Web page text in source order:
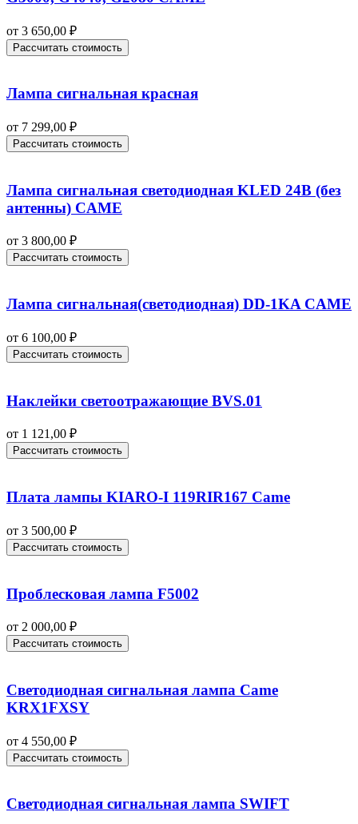
от 3 650,00 ₽
Рассчитать стоимость
Лампа сигнальная красная
от 7 299,00 ₽
Рассчитать стоимость
Лампа сигнальная светодиодная KLED 24В (без
антенны) CAME
от 3 800,00 ₽
Рассчитать стоимость
Лампа сигнальная(светодиодная) DD-1KA CAME
от 6 100,00 ₽
Рассчитать стоимость
Наклейки светоотражающие BVS.01
от 1 121,00 ₽
Рассчитать стоимость
Плата лампы KIARO-I 119RIR167 Came
от 3 500,00 ₽
Рассчитать стоимость
Проблесковая лампа F5002
от 2 000,00 ₽
Рассчитать стоимость
Светодиодная сигнальная лампа Came
KRX1FXSY
от 4 550,00 ₽
Рассчитать стоимость
Светодиодная сигнальная лампа SWIFT